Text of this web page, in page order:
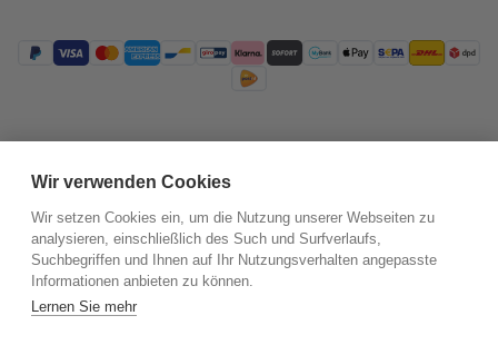
Wir verwenden Cookies
Wir setzen Cookies ein, um die Nutzung unserer Webseiten zu
analysieren, einschließlich des Such und Surfverlaufs,
Suchbegriffen und Ihnen auf Ihr Nutzungsverhalten angepasste
Informationen anbieten zu können.
Lernen Sie mehr